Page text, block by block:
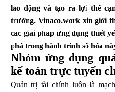
lao động và tạo ra lợi thế
trường. Vinaco.work xin giới
các giải pháp ứng dụng thiết
phá trong hành trình số hóa
Nhóm ứng dụng
kế toán trực tuyến
Quản trị tài chính luôn là